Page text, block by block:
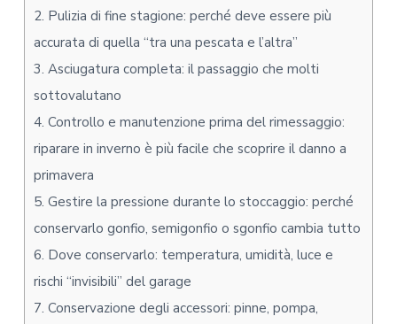
2. Pulizia di fine stagione: perché deve essere più
accurata di quella “tra una pescata e l’altra”
3. Asciugatura completa: il passaggio che molti
sottovalutano
4. Controllo e manutenzione prima del rimessaggio:
riparare in inverno è più facile che scoprire il danno a
primavera
5. Gestire la pressione durante lo stoccaggio: perché
conservarlo gonfio, semigonfio o sgonfio cambia tutto
6. Dove conservarlo: temperatura, umidità, luce e
rischi “invisibili” del garage
7. Conservazione degli accessori: pinne, pompa,